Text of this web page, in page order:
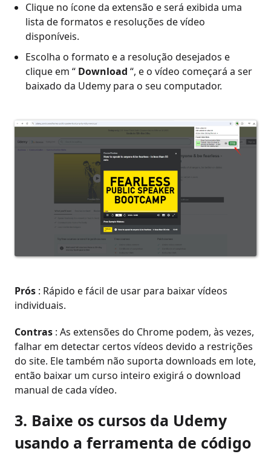
Clique no ícone da extensão e será exibida uma
lista de formatos e resoluções de vídeo
disponíveis.
Escolha o formato e a resolução desejados e
clique em “ Download “, e o vídeo começará a ser
baixado da Udemy para o seu computador.
Prós : Rápido e fácil de usar para baixar vídeos
individuais.
Contras : As extensões do Chrome podem, às vezes,
falhar em detectar certos vídeos devido a restrições
do site. Ele também não suporta downloads em lote,
então baixar um curso inteiro exigirá o download
manual de cada vídeo.
3. Baixe os cursos da Udemy
usando a ferramenta de código